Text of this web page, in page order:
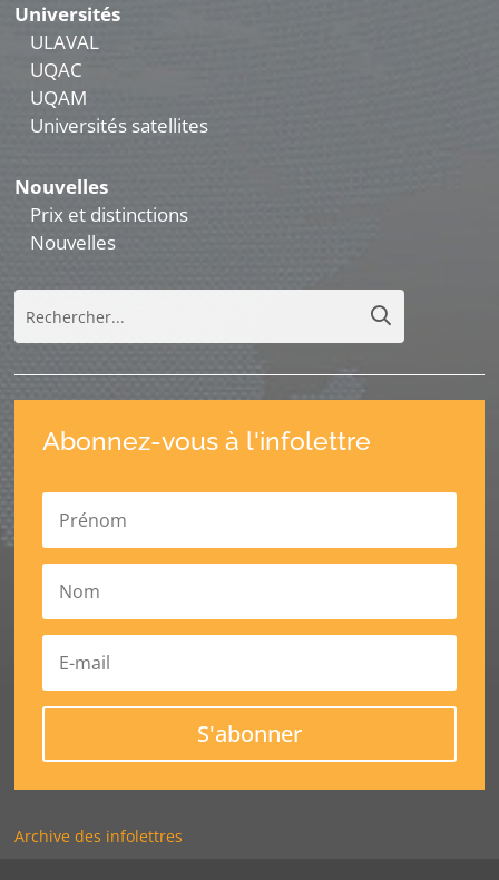
Universités
ULAVAL
UQAC
UQAM
Universités satellites
Nouvelles
Prix et distinctions
Nouvelles
Abonnez-vous à l'infolettre
S'abonner
Archive des infolettres